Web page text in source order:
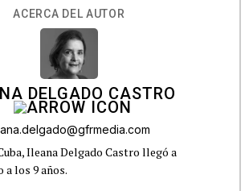
ACERCA DEL AUTOR
DELGADO CASTRO
Ileana Delgado Castro llegó a
a los 9 años.